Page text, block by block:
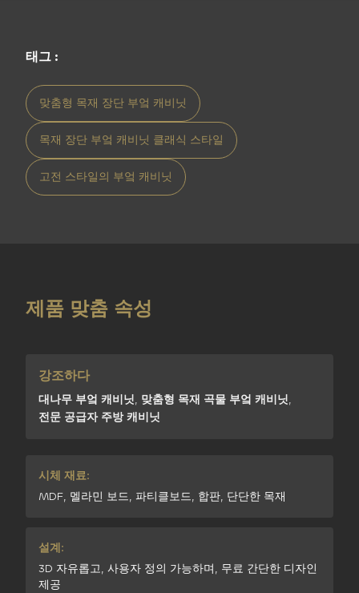
태그 :
맞춤형 목재 장단 부엌 캐비닛
목재 장단 부엌 캐비닛 클래식 스타일
고전 스타일의 부엌 캐비닛
제품 맞춤 속성
강조하다
대나무 부엌 캐비닛, 맞춤형 목재 곡물 부엌 캐비닛,
전문 공급자 주방 캐비닛
시체 재료:
MDF, 멜라민 보드, 파티클보드, 합판, 단단한 목재
설계:
3D 자유롭고, 사용자 정의 가능하며, 무료 간단한 디자인
제공